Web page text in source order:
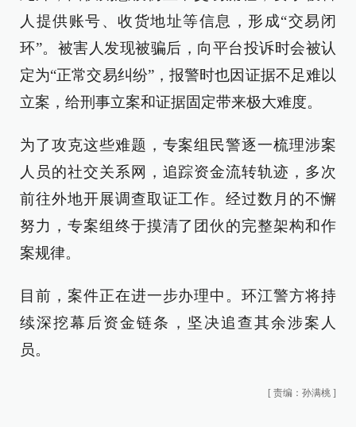
人提供账号、收货地址等信息，形成“交易闭
环”。被害人发现被骗后，向平台投诉时会被认
定为“正常交易纠纷”，报警时也因证据不足难以
立案，给刑事立案和证据固定带来极大难度。
为了攻克这些难题，专案组民警逐一梳理涉案
人员的社交关系网，追踪资金流转轨迹，多次
前往外地开展调查取证工作。经过数月的不懈
努力，专案组终于摸清了团伙的完整架构和作
案规律。
目前，案件正在进一步办理中。环江警方将持
续深挖幕后资金链条，坚决追查其余涉案人
员。
[ 责编：孙满桃 ]